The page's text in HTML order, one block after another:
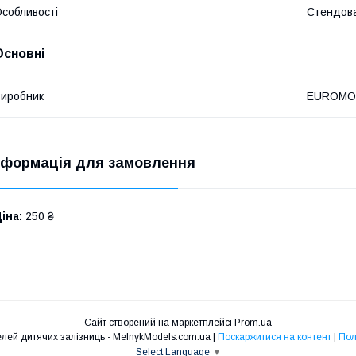
для замовлення
250 ₴
Сайт створений на маркетплейсі Prom.ua
Інтернет магазин моделей дитячих залізниць - MelnykModels.com.ua | Поскаржитися на контент |
Select Language ▼